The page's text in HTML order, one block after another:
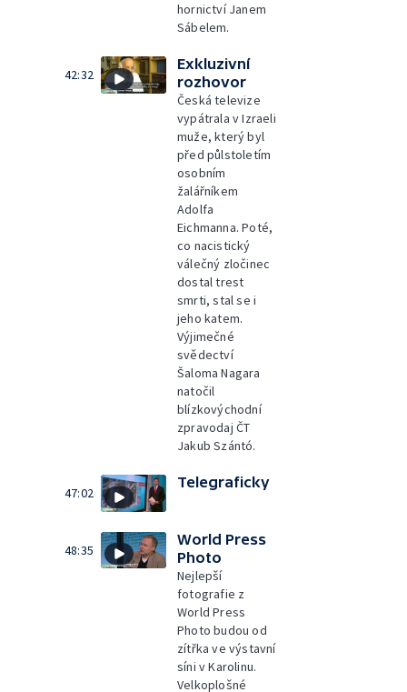
hornictví Janem
Sábelem.
42:32
Exkluzivní
rozhovor
Česká televize
vypátrala v Izraeli
muže, který byl
před půlstoletím
osobním
žalářníkem
Adolfa
Eichmanna. Poté,
co nacistický
válečný zločinec
dostal trest
smrti, stal se i
jeho katem.
Výjimečné
svědectví
Šaloma Nagara
natočil
blízkovýchodní
zpravodaj ČT
Jakub Szántó.
47:02
Telegraficky
48:35
World Press
Photo
Nejlepší
fotografie z
World Press
Photo budou od
zítřka ve výstavní
síni v Karolinu.
Velkoplošné